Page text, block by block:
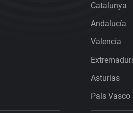
Catalunya
Andalucía
Valencia
Asturias
País Vasco